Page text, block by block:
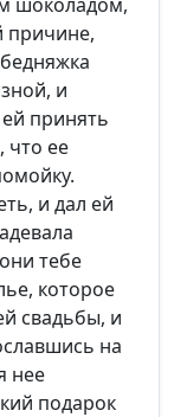
причине,
и
принять
что ее
и дал ей
тебе
которое
свадьбы, и
на
нее
подарок